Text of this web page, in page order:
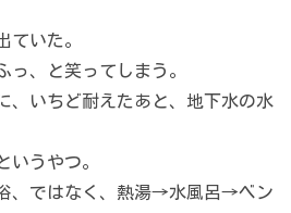
ていた。
っ、と笑ってしまう。
、いちど耐えたあと、地下水の水
いうやつ。
、ではなく、熱湯→水風呂→ベン